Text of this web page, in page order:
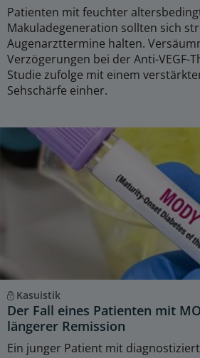
Patienten mit feuchter
Makuladegeneration sollten sich
Augenarzttermine halten.
Verzögerungen bei der Anti-VEGF-
Studie zufolge mit einem
Sehschärfe einher.
Kasuistik
Der Fall eines Patienten mit
längerer Remission
Ein junger Patient mit